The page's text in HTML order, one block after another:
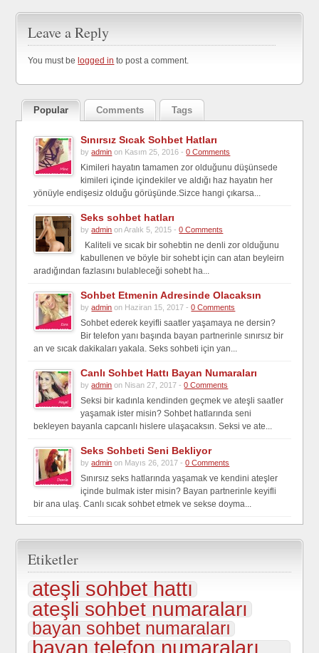
Leave a Reply
You must be logged in to post a comment.
Popular Comments Tags
Sınırsız Sıcak Sohbet Hatları
byadmin on Kasım 25, 2016 -0 Comments
Kimileri hayatın tamamen zor olduğunu düşünsede
kimileri içinde içindekiler ve aldığı haz hayatın her
yönüyle endişesiz olduğu görüşünde.Sizce hangi çıkarsa...
Seks sohbet hatları
byadmin on Aralık 5, 2015 -0 Comments
Kaliteli ve sıcak bir sohebtin ne denli zor olduğunu
kabullenen ve böyle bir sohebt için can atan beyleirn
aradığından fazlasını bulableceği sohebt ha...
Sohbet Etmenin Adresinde Olacaksın
byadmin on Haziran 15, 2017 -0 Comments
Sohbet ederek keyifli saatler yaşamaya ne dersin?
Bir telefon yanı başında bayan partnerinle sınırsız bir
an ve sıcak dakikaları yakala. Seks sohbeti için yan...
Canlı Sohbet Hattı Bayan Numaraları
byadmin on Nisan 27, 2017 -0 Comments
Seksi bir kadınla kendinden geçmek ve ateşli saatler
yaşamak ister misin? Sohbet hatlarında seni
bekleyen bayanla capcanlı hislere ulaşacaksın. Seksi ve ate...
Seks Sohbeti Seni Bekliyor
byadmin on Mayıs 26, 2017 -0 Comments
Sınırsız seks hatlarında yaşamak ve kendini ateşler
içinde bulmak ister misin? Bayan partnerinle keyifli
bir ana ulaş. Canlı sıcak sohbet etmek ve sekse doyma...
Etiketler
ateşli sohbet hattı
ateşli sohbet numaraları
bayan sohbet numaraları
bayan telefon numaraları